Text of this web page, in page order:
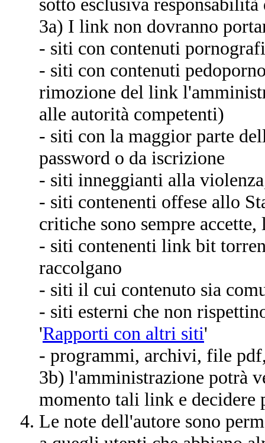
3a) I link non dovranno
- siti con contenuti
- siti con contenuti
rimozione del link
alle autorità competenti)
- siti con la maggior parte
password o da iscrizione
- siti inneggianti alla
- siti contenenti offese allo
critiche sono sempre accette,
- siti contenenti link bit
raccolgano
- siti il cui contenuto sia
- siti esterni che non
'Rapporti con altri siti'
- programmi, archivi, file
3b) l'amministrazione potrà
momento tali link e decidere
Le note dell'autore sono